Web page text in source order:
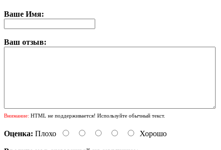
Ваше Имя:
Ваш отзыв:
Внимание: HTML не поддерживается! Используйте обычный текст.
Оценка: Плохо Хорошо